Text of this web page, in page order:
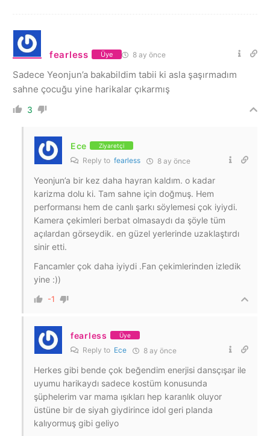
fearless Üye 8 ay önce
Sadece Yeonjun’a bakabildim tabii ki asla şaşırmadım
sahne çocuğu yine harikalar çıkarmış
3
Ece Ziyaretçi
Reply to fearless 8 ay önce
Yeonjun’a bir kez daha hayran kaldım. o kadar
karizma dolu ki. Tam sahne için doğmuş. Hem
performansı hem de canlı şarkı söylemesi çok iyiydi.
Kamera çekimleri berbat olmasaydı da şöyle tüm
açılardan görseydik. en güzel yerlerinde uzaklaştırdı
sinir etti.
Fancamler çok daha iyiydi .Fan çekimlerinden izledik
yine :))
-1
fearless Üye
Reply to Ece 8 ay önce
Herkes gibi bende çok beğendim enerjisi dansçışar ile
uyumu harikaydı sadece kostüm konusunda
şüphelerim var mama ışıkları hep karanlık oluyor
üstüne bir de siyah giydirince idol geri planda
kalıyormuş gibi geliyo